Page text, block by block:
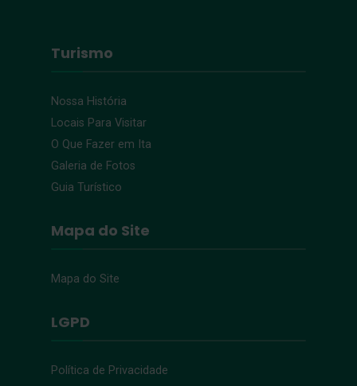
Turismo
Nossa História
Locais Para Visitar
O Que Fazer em Ita
Galeria de Fotos
Guia Turístico
Mapa do Site
Mapa do Site
LGPD
Política de Privacidade